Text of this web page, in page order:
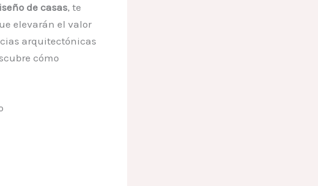
de casas, te
elevarán el valor
arquitectónicas
cómo